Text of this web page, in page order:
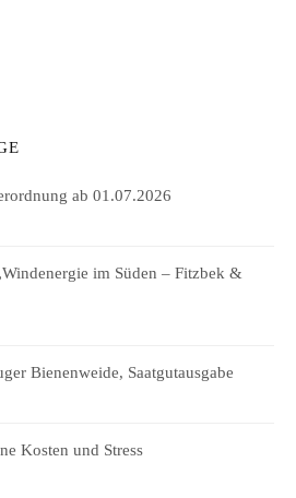
ab 01.07.2026
im Süden – Fitzbek &
Bienenweide, Saatgutausgabe
Kosten und Stress